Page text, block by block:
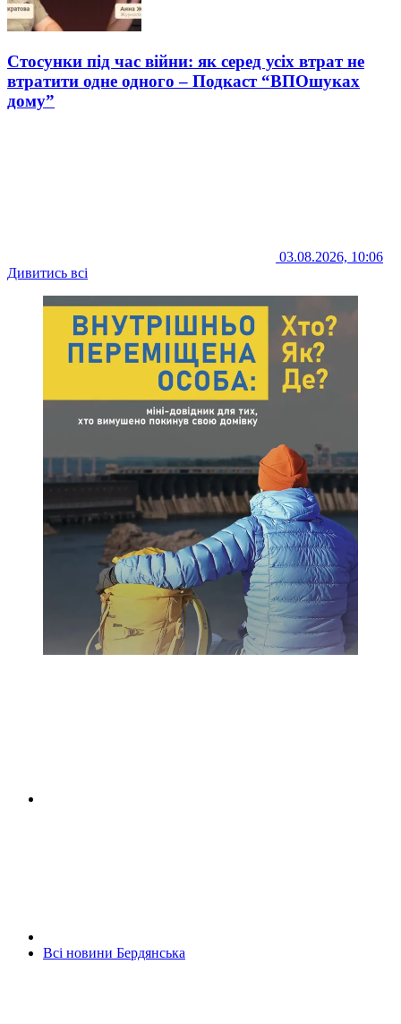
Стосунки під час війни: як серед усіх втрат не
втратити одне одного – Подкаст “ВПОшуках
дому”
03.08.2026, 10:06
Дивитись всі
Всі новини Бердянська